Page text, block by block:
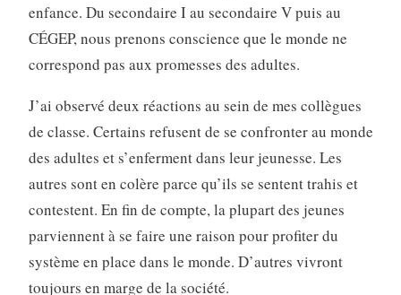
enfance. Du secondaire I au secondaire V puis au
CÉGEP, nous prenons conscience que le monde ne
correspond pas aux promesses des adultes.
J’ai observé deux réactions au sein de mes collègues
de classe. Certains refusent de se confronter au monde
des adultes et s’enferment dans leur jeunesse. Les
autres sont en colère parce qu’ils se sentent trahis et
contestent. En fin de compte, la plupart des jeunes
parviennent à se faire une raison pour profiter du
système en place dans le monde. D’autres vivront
toujours en marge de la société.